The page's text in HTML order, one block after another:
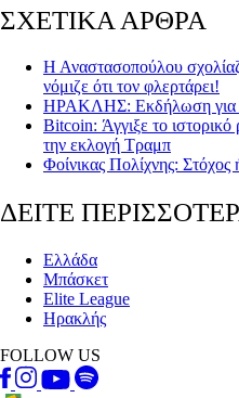
ΣΧΕΤΙΚΑ ΑΡΘΡΑ
Η Αναστασοπούλου
νόμιζε ότι τον φλερτάρει!
ΗΡΑΚΛΗΣ: Εκδήλωση για
Bitcoin: Άγγιξε το
την εκλογή Τραμπ
Φοίνικας Πολίχνης:
ΔΕΙΤΕ
Ελλάδα
Μπάσκετ
Elite League
Ηρακλής
FOLLOW US